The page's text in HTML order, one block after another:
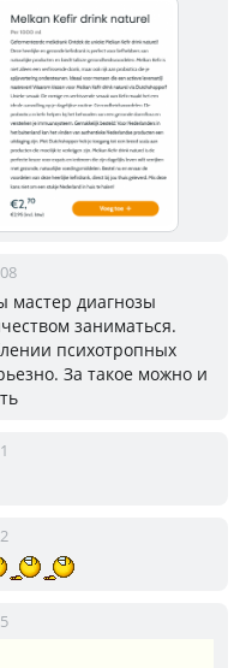
мастер диагнозы
заниматься.
психотропных
За такое можно и